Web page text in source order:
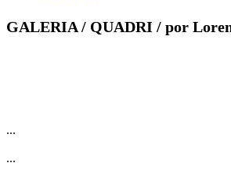
GALERIA / QUADRI / por
...
...